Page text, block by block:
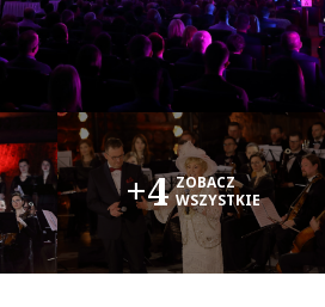
+4 ZOBACZ
WSZYSTKIE
OK